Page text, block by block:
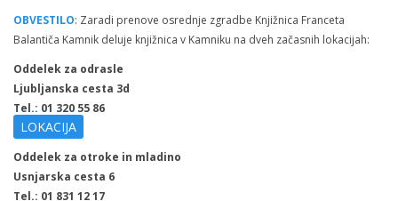
OBVESTILO: Zaradi prenove osrednje zgradbe Knjižnica Franceta
Balantiča Kamnik deluje knjižnica v Kamniku na dveh začasnih lokacijah:
Oddelek za odrasle
Ljubljanska cesta 3d
Tel.: 01 320 55 86
LOKACIJA
Oddelek za otroke in mladino
Usnjarska cesta 6
Tel.: 01 831 12 17